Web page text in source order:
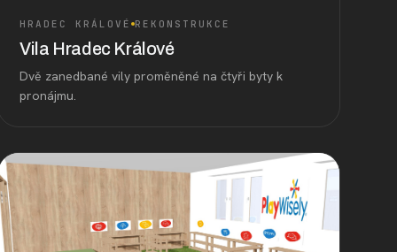
HRADEC KRÁLOVÉ REKONSTRUKCE
Vila Hradec Králové
Dvě zanedbané vily proměněné na čtyři byty k
pronájmu.